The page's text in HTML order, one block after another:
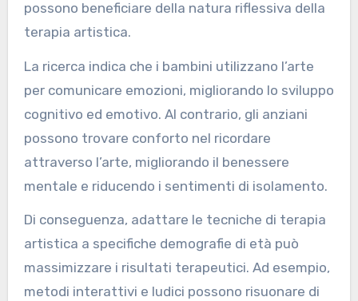
possono beneficiare della natura riflessiva della
terapia artistica.
La ricerca indica che i bambini utilizzano l’arte
per comunicare emozioni, migliorando lo sviluppo
cognitivo ed emotivo. Al contrario, gli anziani
possono trovare conforto nel ricordare
attraverso l’arte, migliorando il benessere
mentale e riducendo i sentimenti di isolamento.
Di conseguenza, adattare le tecniche di terapia
artistica a specifiche demografie di età può
massimizzare i risultati terapeutici. Ad esempio,
metodi interattivi e ludici possono risuonare di